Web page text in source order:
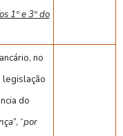
1º e 3º do
no
legislação
do
”, “por